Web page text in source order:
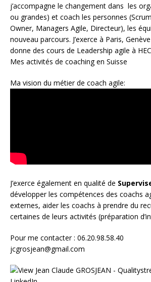
j’accompagne le changement dans les
ou grandes) et coach les personnes (
Owner, Managers Agile, Directeur), les
nouveau parcours. J’exerce à Paris,
donne des cours de Leadership agile à
Mes activités de coaching en Suisse
Ma vision du métier de coach agile:
J’exerce également en qualité de
développer les compétences des coachs
externes, aider les coachs à prendre du
certaines de leurs activités (préparation
Pour me contacter : 06.20.98.58.40
jcgrosjean@gmail.com